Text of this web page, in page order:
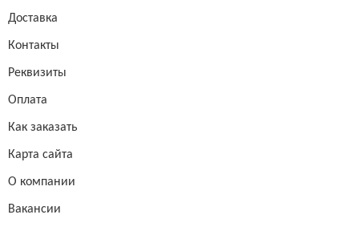
Доставка
Контакты
Реквизиты
Оплата
Как заказать
Карта сайта
О компании
Вакансии